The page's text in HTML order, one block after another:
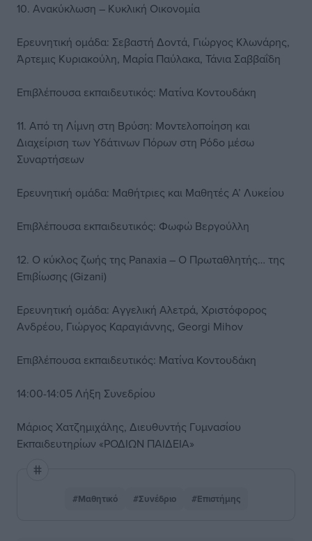
10. Ανακύκλωση – Κυκλική Οικονομία
Ερευνητική ομάδα: Σεβαστή Δοντά, Γιώργος Κλωνάρης,
Άρτεμις Κυριακούλη, Μαρία Παύλακα, Τάνια Σαββαΐδη
Επιβλέπουσα εκπαιδευτικός: Ματίνα Κοντουδάκη
11. Από τη Λίμνη στη Βρύση: Μοντελοποίηση και
Διαχείριση των Υδάτινων Πόρων στη Ρόδο μέσω
Συναρτήσεων
Ερευνητική ομάδα: Μαθήτριες και Μαθητές Α’ Λυκείου
Επιβλέπουσα εκπαιδευτικός: Φωφώ Βεργούλλη
12. Ο κύκλος ζωής της Panaxia – Ο Πρωταθλητής… της
Επιβίωσης (Gizani)
Ερευνητική ομάδα: Αγγελική Αλετρά, Χριστόφορος
Ανδρέου, Γιώργος Καραγιάννης, Georgi Μihov
Επιβλέπουσα εκπαιδευτικός: Ματίνα Κοντουδάκη
14:00-14:05 Λήξη Συνεδρίου
Μάριος Χατζημιχάλης, Διευθυντής Γυμνασίου
Εκπαιδευτηρίων «ΡΟΔΙΩΝ ΠΑΙΔΕΙΑ»
#Μαθητικό #Συνέδριο #Επιστήμης